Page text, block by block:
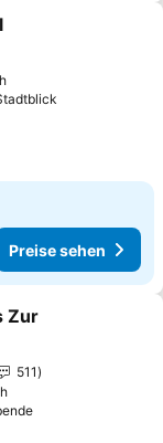
hinzufügen
Preise sehen
hinzufügen
Zur
511